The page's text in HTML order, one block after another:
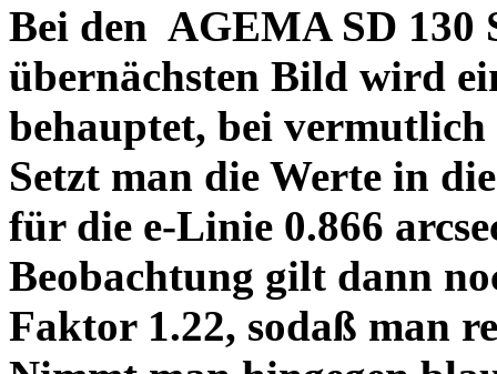
Bei den AGEMA SD 130
übernächsten Bild wird
behauptet, bei vermutlich
Setzt man die Werte in
für die e-Linie 0.866
Beobachtung gilt dann
Faktor 1.22, sodaß man